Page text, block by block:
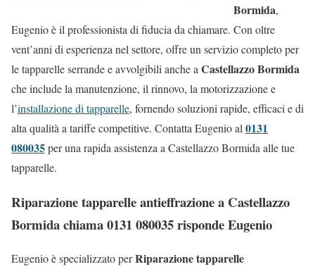
Bormida,
Eugenio è il professionista di fiducia da chiamare. Con oltre
vent’anni di esperienza nel settore, offre un servizio completo per
le tapparelle serrande e avvolgibili anche a Castellazzo Bormida
che include la manutenzione, il rinnovo, la motorizzazione e
l’installazione di tapparelle, fornendo soluzioni rapide, efficaci e di
alta qualità a tariffe competitive. Contatta Eugenio al 0131
080035per una rapida assistenza a Castellazzo Bormida alle tue
tapparelle.
Riparazione tapparelle antieffrazione a Castellazzo
Bormida chiama 0131 080035 risponde Eugenio
Eugenio è specializzato perRiparazione tapparelle